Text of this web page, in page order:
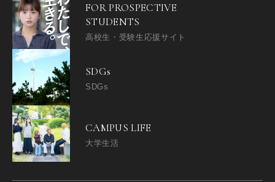
FOR PROSPECTIVE
STUDENTS
高校生・受験生応援サイト
SDGs
SDGs
CAMPUS LIFE
大学生活